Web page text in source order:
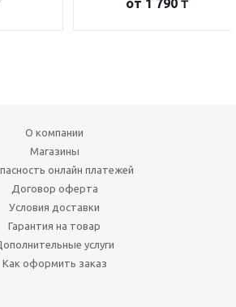
от 1 790 ₸
О компании
Магазины
онлайн платежей
Договор оферта
Условия доставки
Гарантия на товар
услуги
Как оформить заказ